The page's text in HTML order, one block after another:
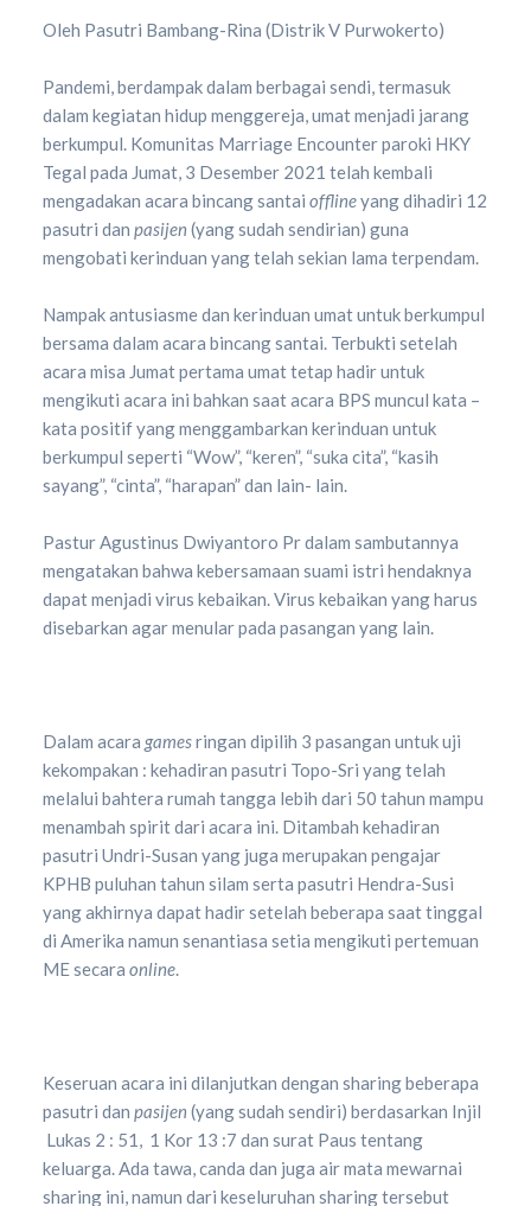
Oleh Pasutri Bambang-Rina (Distrik V Purwokerto)
Pandemi, berdampak dalam berbagai sendi, termasuk
dalam kegiatan hidup menggereja, umat menjadi jarang
berkumpul. Komunitas Marriage Encounter paroki HKY
Tegal pada Jumat, 3 Desember 2021 telah kembali
mengadakan acara bincang santaiofflineyang dihadiri 12
pasutri danpasijen (yang sudah sendirian) guna
mengobati kerinduan yang telah sekian lama terpendam.
Nampak antusiasme dan kerinduan umat untuk berkumpul
bersama dalam acara bincang santai. Terbukti setelah
acara misa Jumat pertama umat tetap hadir untuk
mengikuti acara ini bahkan saat acara BPS muncul kata –
kata positif yang menggambarkan kerinduan untuk
berkumpul seperti “Wow”, “keren”, “suka cita”, “kasih
sayang”, “cinta”, “harapan” dan lain- lain.
Pastur Agustinus Dwiyantoro Pr dalam sambutannya
mengatakan bahwa kebersamaan suami istri hendaknya
dapat menjadi virus kebaikan. Virus kebaikan yang harus
disebarkan agar menular pada pasangan yang lain.
Dalam acara gamesringan dipilih 3 pasangan untuk uji
kekompakan : kehadiran pasutri Topo-Sri yang telah
melalui bahtera rumah tangga lebih dari 50 tahun mampu
menambah spirit dari acara ini. Ditambah kehadiran
pasutri Undri-Susan yang juga merupakan pengajar
KPHB puluhan tahun silam serta pasutri Hendra-Susi
yang akhirnya dapat hadir setelah beberapa saat tinggal
di Amerika namun senantiasa setia mengikuti pertemuan
ME secaraonline.
Keseruan acara ini dilanjutkan dengan sharing beberapa
pasutri danpasijen (yang sudah sendiri) berdasarkan Injil
Lukas 2 : 51, 1 Kor 13 :7 dan surat Paus tentang
keluarga. Ada tawa, canda dan juga air mata mewarnai
sharing ini, namun dari keseluruhan sharing tersebut